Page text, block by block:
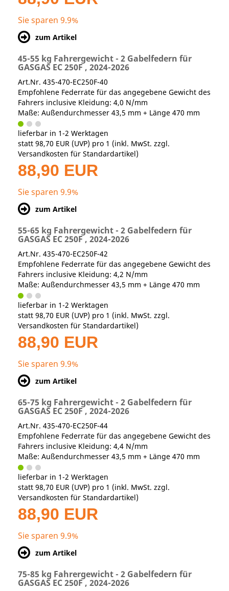
Sie sparen 9.9%
zum Artikel
45-55 kg Fahrergewicht - 2 Gabelfedern für
GASGAS EC 250F , 2024-2026
Art.Nr. 435-470-EC250F-40
Empfohlene Federrate für das angegebene Gewicht des
Fahrers inclusive Kleidung: 4,0 N/mm
Maße: Außendurchmesser 43,5 mm + Länge 470 mm
lieferbar in 1-2 Werktagen
statt 98,70 EUR (UVP) pro 1 (inkl. MwSt. zzgl.
Versandkosten für Standardartikel)
88,90 EUR
Sie sparen 9.9%
zum Artikel
55-65 kg Fahrergewicht - 2 Gabelfedern für
GASGAS EC 250F , 2024-2026
Art.Nr. 435-470-EC250F-42
Empfohlene Federrate für das angegebene Gewicht des
Fahrers inclusive Kleidung: 4,2 N/mm
Maße: Außendurchmesser 43,5 mm + Länge 470 mm
lieferbar in 1-2 Werktagen
statt 98,70 EUR (UVP) pro 1 (inkl. MwSt. zzgl.
Versandkosten für Standardartikel)
88,90 EUR
Sie sparen 9.9%
zum Artikel
65-75 kg Fahrergewicht - 2 Gabelfedern für
GASGAS EC 250F , 2024-2026
Art.Nr. 435-470-EC250F-44
Empfohlene Federrate für das angegebene Gewicht des
Fahrers inclusive Kleidung: 4,4 N/mm
Maße: Außendurchmesser 43,5 mm + Länge 470 mm
lieferbar in 1-2 Werktagen
statt 98,70 EUR (UVP) pro 1 (inkl. MwSt. zzgl.
Versandkosten für Standardartikel)
88,90 EUR
Sie sparen 9.9%
zum Artikel
75-85 kg Fahrergewicht - 2 Gabelfedern für
GASGAS EC 250F , 2024-2026